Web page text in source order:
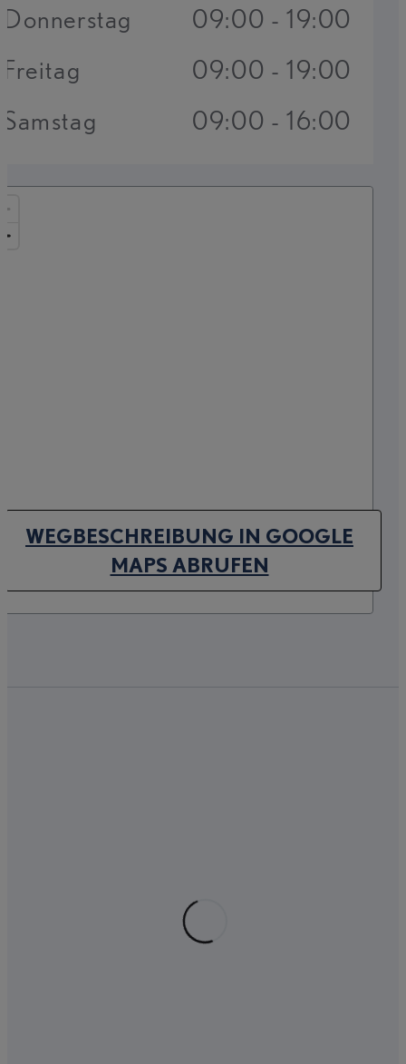
WEGBESCHREIBUNG IN GOOGLE
MAPS ABRUFEN(OPENS IN NEW TAB)
Donnerstag
09:00 - 19:00
Freitag
09:00 - 19:00
Samstag
09:00 - 16:00